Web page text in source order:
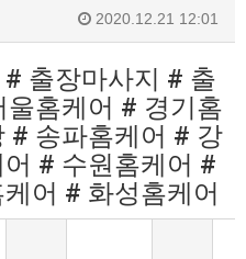
2020.12.21 12:01
출장마사지 # 출
홈케어 # 경기홈
# 송파홈케어 # 강
# 수원홈케어 #
어 # 화성홈케어